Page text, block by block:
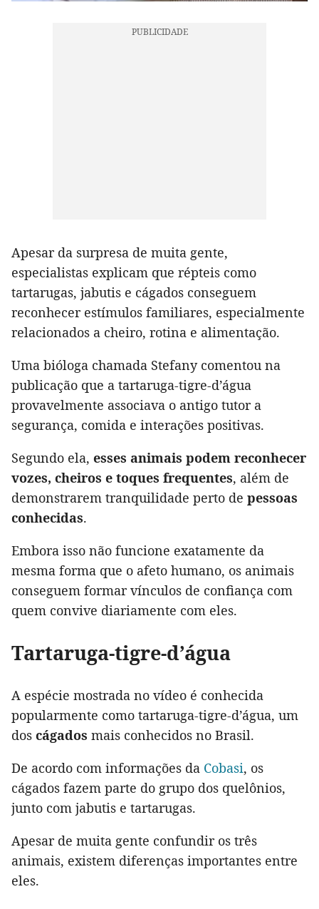
Apesar da surpresa de muita gente,
especialistas explicam que répteis como
tartarugas, jabutis e cágados conseguem
reconhecer estímulos familiares, especialmente
relacionados a cheiro, rotina e alimentação.
Uma bióloga chamada Stefany comentou na
publicação que a tartaruga-tigre-d’água
provavelmente associava o antigo tutor a
segurança, comida e interações positivas.
Segundo ela, esses animais podem reconhecer
vozes, cheiros e toques frequentes, além de
demonstrarem tranquilidade perto de pessoas
conhecidas.
Embora isso não funcione exatamente da
mesma forma que o afeto humano, os animais
conseguem formar vínculos de confiança com
quem convive diariamente com eles.
Tartaruga-tigre-d’água
A espécie mostrada no vídeo é conhecida
popularmente como tartaruga-tigre-d’água, um
dos cágados mais conhecidos no Brasil.
De acordo com informações da Cobasi, os
cágados fazem parte do grupo dos quelônios,
junto com jabutis e tartarugas.
Apesar de muita gente confundir os três
animais, existem diferenças importantes entre
eles.